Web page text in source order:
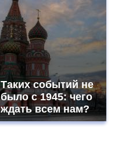
Таких событий не
было с 1945: чего
ждать всем нам?